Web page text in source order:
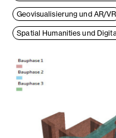
Geovisualisierung und AR/VR
Spatial Humanities und